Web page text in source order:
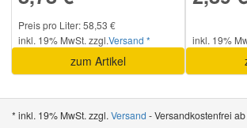
Preis pro Liter: 58,53 €
inkl. 19% MwSt. zzgl.Versand *
zum Artikel
inkl. 19%
* inkl. 19% MwSt. zzgl. Versand - Versandkostenfrei